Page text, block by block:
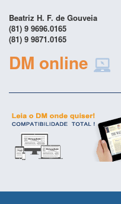
Beatriz H. F. de Gouveia
(81) 9 9696.0165
(81) 9 9871.0165
DM online